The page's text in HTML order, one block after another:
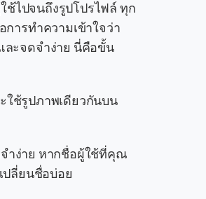
ช้ไปจนถึงรูปโปรไฟล์ ทุก
ารทำความเข้าใจว่า
ละจดจำง่าย นี่คือขั้น
ใช้รูปภาพเดียวกันบน
ำง่าย หากชื่อผู้ใช้ที่คุณ
ปลี่ยนชื่อบ่อย